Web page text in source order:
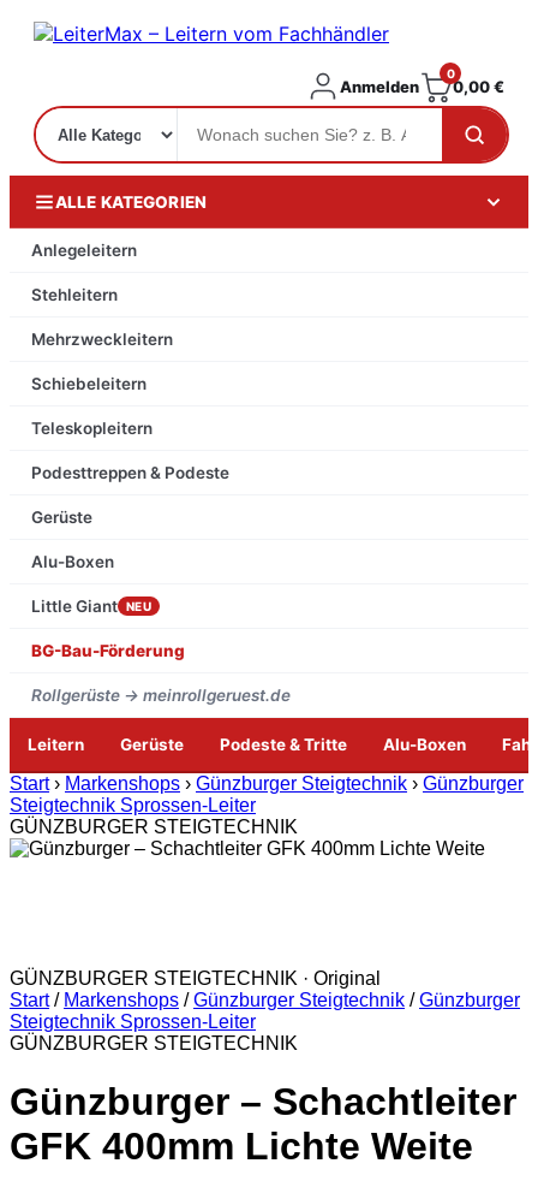
Anmelden
0
0,00€
ALLE KATEGORIEN
Anlegeleitern
Stehleitern
Mehrzweckleitern
Schiebeleitern
Teleskopleitern
Podesttreppen & Podeste
Gerüste
Alu-Boxen
Little Giant NEU
BG-Bau-Förderung
Rollgerüste → meinrollgeruest.de
Leitern Gerüste Podeste & Tritte Alu-Boxen
Zum
Inhalt
springen
Start › Markenshops › Günzburger Steigtechnik › Günzburger
Steigtechnik Sprossen-Leiter
GÜNZBURGER STEIGTECHNIK
GÜNZBURGER STEIGTECHNIK · Original
Start / Markenshops / Günzburger Steigtechnik / Günzburger
Steigtechnik Sprossen-Leiter
GÜNZBURGER STEIGTECHNIK
Günzburger – Schachtleiter
GFK 400mm Lichte Weite